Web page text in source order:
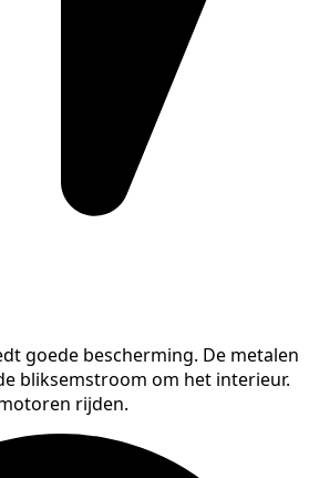
goede bescherming. De metalen
bliksemstroom om het interieur.
rijden.